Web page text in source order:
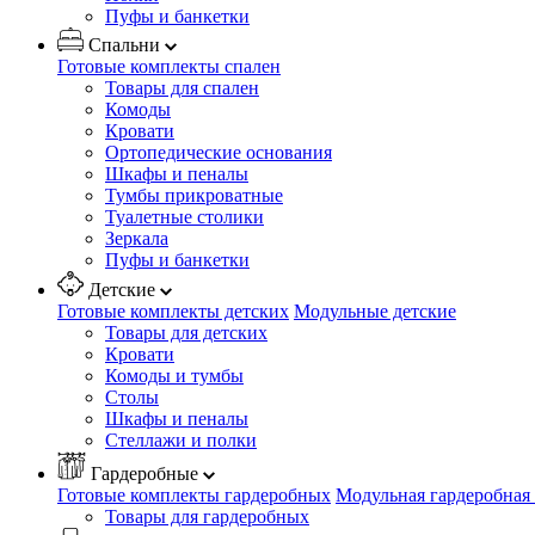
Пуфы и банкетки
Спальни
Готовые комплекты спален
Товары для спален
Комоды
Кровати
Ортопедические основания
Шкафы и пеналы
Тумбы прикроватные
Туалетные столики
Зеркала
Пуфы и банкетки
Детские
Готовые комплекты детских Модульные детские
Товары для детских
Кровати
Комоды и тумбы
Столы
Шкафы и пеналы
Стеллажи и полки
Гардеробные
Готовые комплекты гардеробных Модульная
Товары для гардеробных